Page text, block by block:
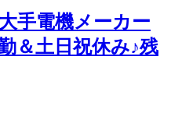
手電機メーカー
＆土日祝休み♪残